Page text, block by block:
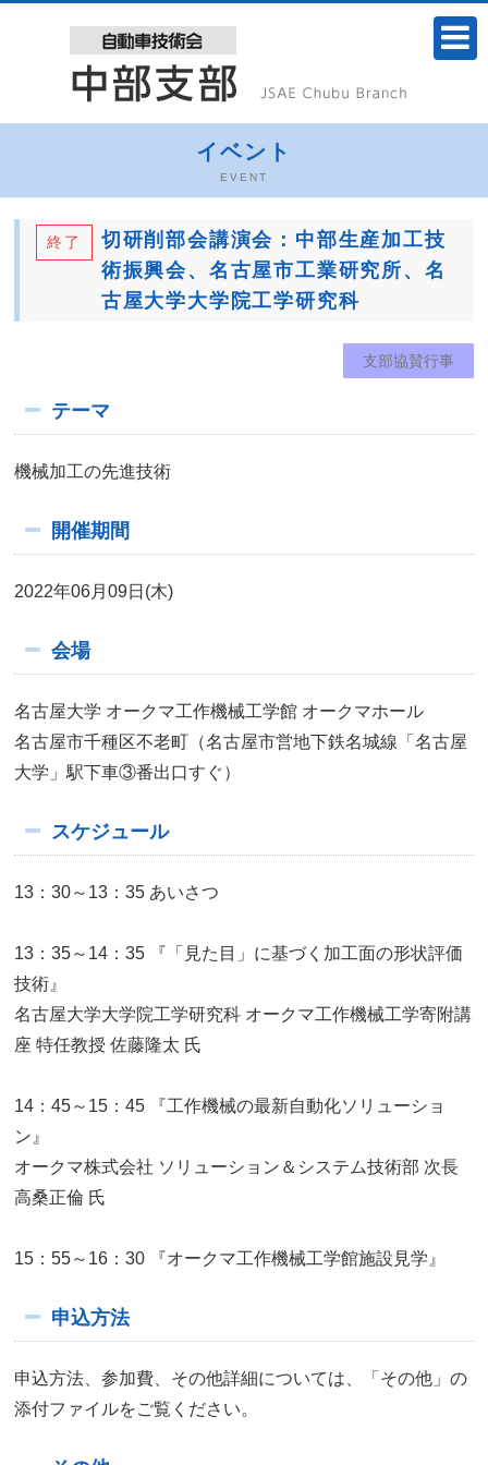
イベント
EVENT
終了
切研削部会講演会：中部生産加工技
術振興会、名古屋市工業研究所、名
古屋大学大学院工学研究科
支部協賛行事
テーマ
機械加工の先進技術
開催期間
2022年06月09日(木)
会場
名古屋大学 オークマ工作機械工学館 オークマホール
名古屋市千種区不老町（名古屋市営地下鉄名城線「名古屋
大学」駅下車③番出口すぐ）
スケジュール
13：30～13：35 あいさつ
13：35～14：35 『「見た目」に基づく加工面の形状評価
技術』
名古屋大学大学院工学研究科 オークマ工作機械工学寄附講
座 特任教授 佐藤隆太 氏
14：45～15：45 『工作機械の最新自動化ソリューショ
ン』
オークマ株式会社 ソリューション＆システム技術部 次長
高桑正倫 氏
15：55～16：30 『オークマ工作機械工学館施設見学』
申込方法
申込方法、参加費、その他詳細については、「その他」の
添付ファイルをご覧ください。